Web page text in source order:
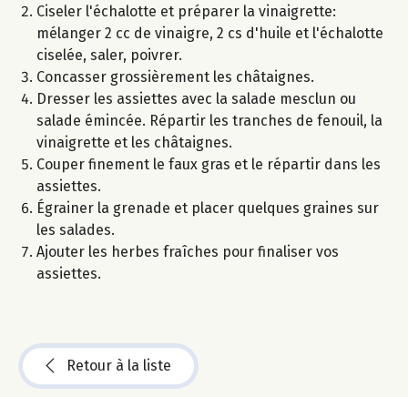
Ciseler l'échalotte et préparer la vinaigrette:
mélanger 2 cc de vinaigre, 2 cs d'huile et l'échalotte
ciselée, saler, poivrer.
Concasser grossièrement les châtaignes.
Dresser les assiettes avec la salade mesclun ou
salade émincée. Répartir les tranches de fenouil, la
vinaigrette et les châtaignes.
Couper finement le faux gras et le répartir dans les
assiettes.
Égrainer la grenade et placer quelques graines sur
les salades.
Ajouter les herbes fraîches pour finaliser vos
assiettes.
Retour à la liste